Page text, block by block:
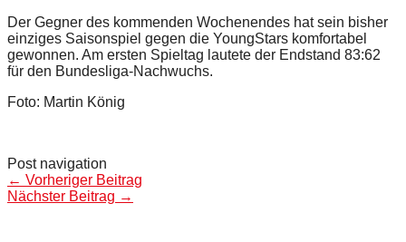
Der Gegner des kommenden Wochenendes hat sein bisher
einziges Saisonspiel gegen die YoungStars komfortabel
gewonnen. Am ersten Spieltag lautete der Endstand 83:62
für den Bundesliga-Nachwuchs.
Foto: Martin König
Post navigation
← Vorheriger Beitrag
Nächster Beitrag →